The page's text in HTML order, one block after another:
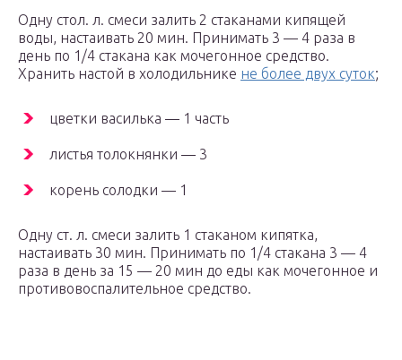
Одну стол. л. смеси залить 2 стаканами кипящей
воды, настаивать 20 мин. Принимать 3 — 4 раза в
день по 1/4 стакана как мочегонное средство.
Хранить настой в холодильнике не более двух суток;
цветки василька — 1 часть
листья толокнянки — 3
корень солодки — 1
Одну ст. л. смеси залить 1 стаканом кипятка,
настаивать 30 мин. Принимать по 1/4 стакана 3 — 4
раза в день за 15 — 20 мин до еды как мочегонное и
противовоспалительное средство.